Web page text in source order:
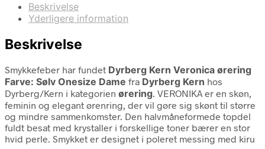
Beskrivelse
Yderligere information
Beskrivelse
Smykkefeber har fundet Dyrberg Kern Veronica ørering
Farve: Sølv Onesize Dame fra Dyrberg Kern hos
Dyrberg/Kern i kategorien ørering. VERONIKA er en skøn,
feminin og elegant ørenring, der vil gøre sig skønt til større
og mindre sammenkomster. Den halvmåneformede topdel
fuldt besat med krystaller i forskellige toner bærer en stor
hvid perle. Smykket er designet i poleret messing med kiru